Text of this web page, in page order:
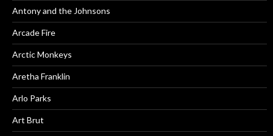
Antony and the Johnsons
Arcade Fire
Arctic Monkeys
Aretha Franklin
Arlo Parks
Art Brut